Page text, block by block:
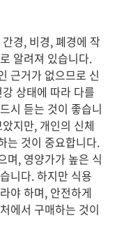
경, 비경, 폐경에 작
알려져 있습니다.
근거가 없으므로 신
상태에 따라 다를
시 듣는 것이 좋습니
지만, 개인의 신체
는 것이 중요합니다.
며, 영양가가 높은 식
니다. 하지만 식용
야 하며, 안전하게
에서 구매하는 것이